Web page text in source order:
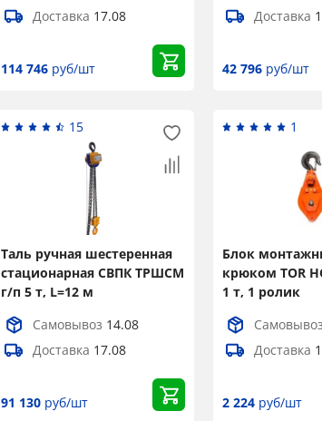
Доставка 17.08
114 746 руб/шт
Доставка
42 796 руб/шт
15
Таль ручная шестеренная
стационарная СВПК ТРШСМ
г/п 5 т, L=12 м
Самовывоз 14.08
Доставка 17.08
91 130 руб/шт
1
Блок
крюком TOR
1 т, 1 ролик
Самовывоз
Доставка
2 224 руб/шт